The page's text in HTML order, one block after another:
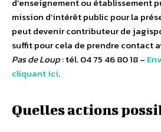
d’enseignement ou établissement
mission d’intérêt public pour la
peut devenir contributeur de
suffit pour cela de prendre contact
Pas de Loup: tél. 04 75 46 80 18 –
cliquant ici.
Quelles actions